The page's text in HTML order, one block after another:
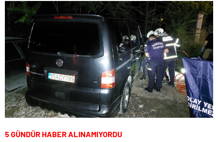
5 GÜNDÜR HABER ALINAMIYORDU